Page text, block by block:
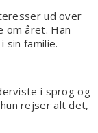
ud over
om året. Han
sin familie.
i sprog og
rejser alt det,